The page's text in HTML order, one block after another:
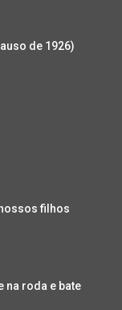
de 1926)
filhos
na roda e bate